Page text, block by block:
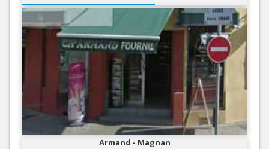
Armand - Magnan